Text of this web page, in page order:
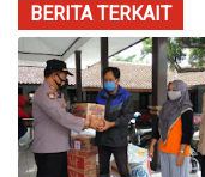
BERITA TERKAIT